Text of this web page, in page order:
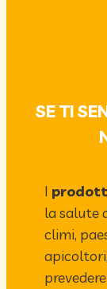
SE TI
I
la salute
climi,